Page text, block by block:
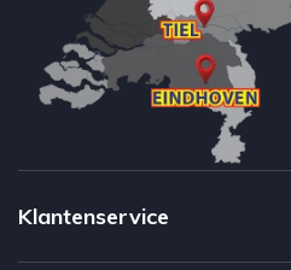
Klantenservice